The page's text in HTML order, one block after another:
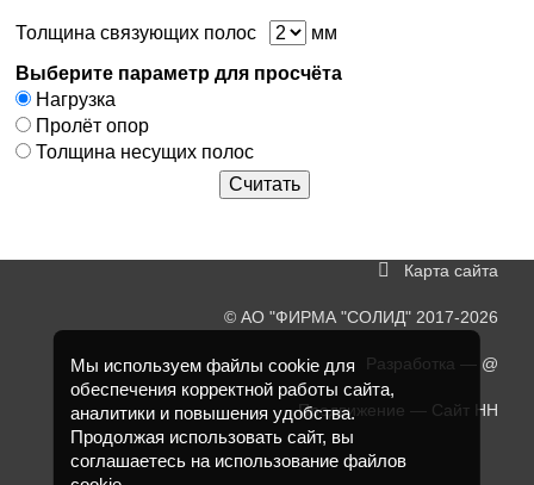
Толщина связующих полос
мм
Выберите параметр для просчёта
Нагрузка
Пролёт опор
Толщина несущих полос
Карта сайта
© АО "ФИРМА "СОЛИД" 2017-2026
Разработка — @
Продвижение — Сайт НН
Мы используем файлы cookie для
обеспечения корректной работы сайта,
аналитики и повышения удобства.
Продолжая использовать сайт, вы
соглашаетесь на использование файлов